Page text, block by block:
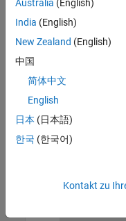
keine
offenen
Stellen
können,
die
Ihren
entsprechen,
werden
unseres
Australia (English)
India (English)
New Zealand (English)
中国
简体中文
English
日本 (日本語)
한국 (한국어)
Kontakt zu